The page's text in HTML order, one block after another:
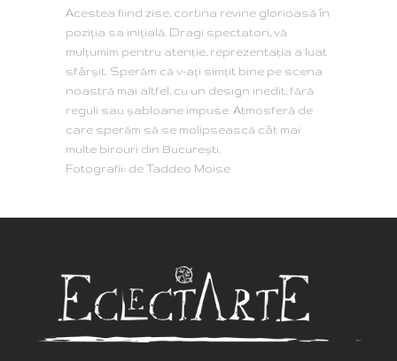
Acestea fiind zise, cortina revine glorioasă în
poziția sa inițială. Dragi spectatori, vă
mulțumim pentru atenție, reprezentația a luat
sfârșit. Sperăm că v-ați simțit bine pe scena
noastră mai altfel, cu un design inedit, fără
reguli sau șabloane impuse. Atmosferă de
care sperăm să se molipsească cât mai
multe birouri din București.
Fotografii: de Taddeo Moise